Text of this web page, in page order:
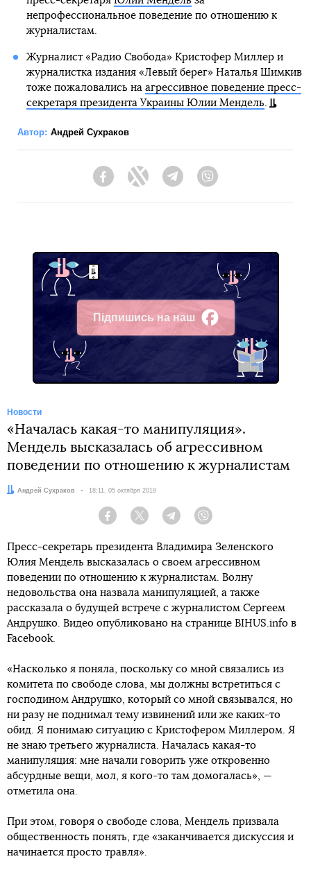
непрофессиональное поведение по отношению к
журналистам.
Журналист «Радио Свобода» Кристофер Миллер и
журналистка издания «Левый берег» Наталья Шимкив
тоже пожаловались на агрессивное поведение пресс-
секретаря президента Украины Юлии Мендель.
Автор: Андрей Сухраков
FacebookTwitter Telegram
Підпишись на наш
Facebook
Новости
«Началась какая-то манипуляция».
Мендель высказалась об агрессивном
поведении по отношению к журналистам
Автор:
Андрей Сухраков Дата:
18:11, 05 октября 2019
Facebook Twitter Telegram
Пресс-секретарь президента Владимира Зеленского
Юлия Мендель высказалась о своем агрессивном
поведении по отношению к журналистам. Волну
недовольства она назвала манипуляцией, а также
рассказала о будущей встрече с журналистом Сергеем
Андрушко. Видео опубликовано на странице BIHUS.info в
Faceboоk.
«Насколько я поняла, поскольку со мной связались из
комитета по свободе слова, мы должны встретиться с
господином Андрушко, который со мной связывался, но
ни разу не поднимал тему извинений или же каких-то
обид. Я понимаю ситуацию с Кристофером Миллером. Я
не знаю третьего журналиста. Началась какая-то
манипуляция: мне начали говорить уже откровенно
абсурдные вещи, мол, я кого-то там домогалась», —
отметила она.
При этом, говоря о свободе слова, Мендель призвала
общественность понять, где «заканчивается дискуссия и
начинается просто травля».